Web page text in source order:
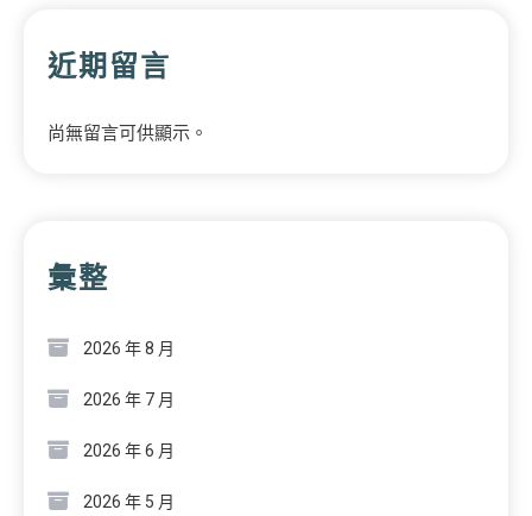
近期留言
尚無留言可供顯示。
彙整
2026 年 8 月
2026 年 7 月
2026 年 6 月
2026 年 5 月